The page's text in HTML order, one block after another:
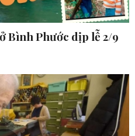
Bình Phước dịp lễ 2/9